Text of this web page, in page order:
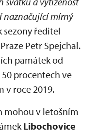
naznačující mírný
ředitel
Petr Spejchal.
památek od
procentech ve
v roce 2019.
mohou v letošním
Libochovice